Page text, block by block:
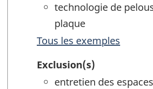
technologie de
plaque
Tous les exemples
Exclusion(s)
entretien des espaces